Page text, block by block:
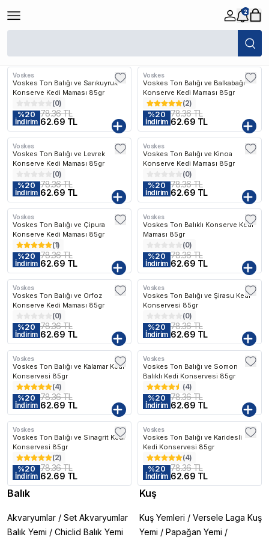
2
/
Voskes
Voskes Ton Balığı ve Sarıkuyruk
Konserve Kedi Maması 85gr
(0)
%20
İndirim
78.36 TL
62.69 TL
Voskes
Voskes Ton Balığı ve Balkabağı
Konserve Kedi Maması 85gr
(2)
%20
İndirim
78.36 TL
62.69 TL
Voskes
Voskes Ton Balığı ve Levrek
Konserve Kedi Maması 85gr
(0)
%20
İndirim
78.36 TL
62.69 TL
Voskes
Voskes Ton Balığı ve Kinoa
Konserve Kedi Maması 85gr
(0)
%20
İndirim
78.36 TL
62.69 TL
Voskes
Voskes Ton Balığı ve Çipura
Konserve Kedi Maması 85gr
(1)
%20
İndirim
78.36 TL
62.69 TL
Voskes
Voskes Ton Balıklı Konserve Kedi
Maması 85gr
(0)
%20
İndirim
78.36 TL
62.69 TL
Voskes
Voskes Ton Balığı ve Orfoz
Konserve Kedi Maması 85gr
(0)
%20
İndirim
78.36 TL
62.69 TL
Voskes
Voskes Ton Balığı ve Şirasu Kedi
Konservesi 85gr
(0)
%20
İndirim
78.36 TL
62.69 TL
Voskes
Voskes Ton Balığı ve Kalamar Kedi
Konservesi 85gr
(4)
%20
İndirim
78.36 TL
62.69 TL
Voskes
Voskes Ton Balığı ve Somon
Balıklı Kedi Konservesi 85gr
(4)
%20
İndirim
78.36 TL
62.69 TL
Voskes
Voskes Ton Balığı ve Sinagrit Kedi
Konservesi 85gr
(2)
%20
İndirim
78.36 TL
62.69 TL
Voskes
Voskes Ton Balığı ve Karidesli
Kedi Konservesi 85gr
(4)
%20
İndirim
78.36 TL
62.69 TL
Balık
Akvaryumlar / Set Akvaryumlar
Balık Yemi / Chiclid Balık Yemi
Kuş
Kuş Yemleri / Versele Laga Kuş
Yemi / Papağan Yemi /